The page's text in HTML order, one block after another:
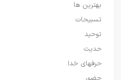
بهترین ها
تسبیحات
توحید
حدیث
حرفهای خدا